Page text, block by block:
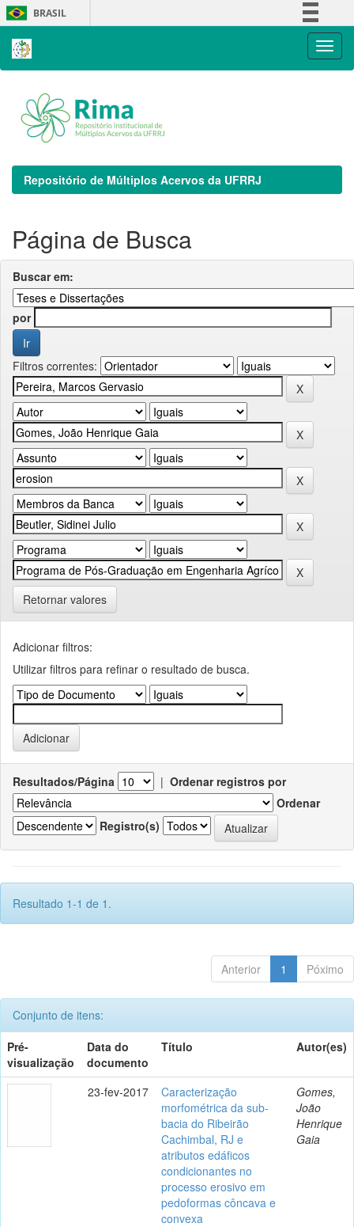
Skip
navigation
BRASIL
Repositório de Múltiplos Acervos da UFRRJ
Página de Busca
Buscar em:
por
Filtros correntes:
Retornar valores
Adicionar filtros:
Utilizar filtros para refinar o resultado de busca.
Resultados/Página | Ordenar registros por
Ordenar
Registro(s)
Resultado 1-1 de 1.
Anterior 1 Póximo
Conjunto de itens:
Pré-
visualização
Data do
documento
Título Autor(es)
23-fev-2017
Caracterização
morfométrica da sub-
bacia do Ribeirão
Cachimbal, RJ e
atributos edáficos
condicionantes no
processo erosivo em
pedoformas côncava e
convexa
Gomes,
João
Henrique
Gaia